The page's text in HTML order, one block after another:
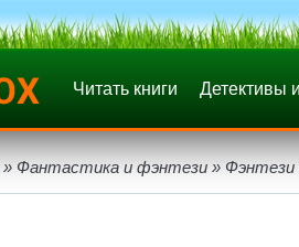
Читать книги Детективы
» Фантастика и фэнтези » Фэнтези